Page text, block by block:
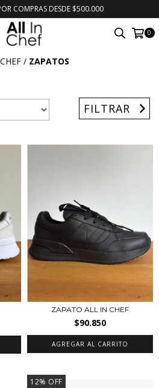
COMPRAS DESDE $500.000
0
/ ZAPATOS
FILTRAR
ZAPATO ALL IN CHEF
$90.850
AGREGAR AL CARRITO
12% OFF